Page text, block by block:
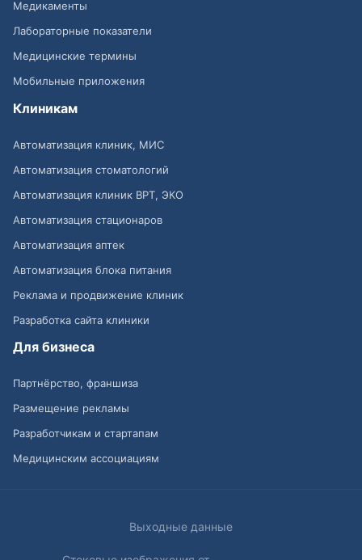
Медикаменты
Лабораторные показатели
Медицинские термины
Мобильные приложения
Клиникам
Автоматизация клиник, МИС
Автоматизация стоматологий
Автоматизация клиник ВРТ, ЭКО
Автоматизация стационаров
Автоматизация аптек
Автоматизация блока питания
Реклама и продвижение клиник
Разработка сайта клиники
Для бизнеса
Партнёрство, франшиза
Размещение рекламы
Разработчикам и стартапам
Медицинским ассоциациям
Выходные данные